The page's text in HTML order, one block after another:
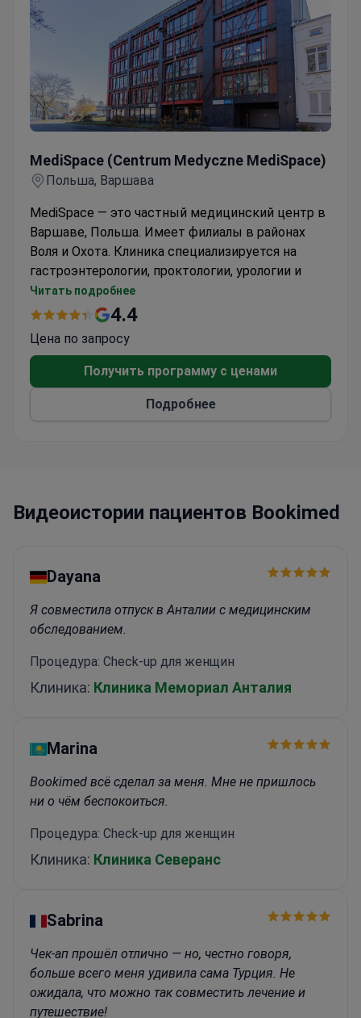
include MRI, CT scans, and 24-hour Holter
monitoring. Modern endoscopy rooms support
gastroscopy and colonoscopy. Induction-loop
microphones at reception help hearing-impaired
patients.
MediSpace (Centrum Medyczne MediSpace)
Польша, Варшава
MediSpace — это частный медицинский центр в
Варшаве, Польша. Имеет филиалы в районах
Воля и Охота. Клиника специализируется на
гастроэнтерологии, проктологии, урологии и
ортопедии. Основана профессором Михалом
Вшолой и доктором Анджеем Берманом в 2024
специалистов.
Персонал проводит эндоскопическую
диагностику, включая гастроскопию и
колоноскопию. Также предлагается капсульная
эндоскопия для обследования тонкого
Бэррона). Для лечения СИБО и ИМО клиника
использует структурированный протокол
иностранных пациентов на английском языке.
обеспечивают низкий уровень облучения.
Читать подробнее
4.4
Цена по запросу
Получить программу с ценами
Подробнее
Видеоистории пациентов Bookimed
Dayana
Я совместила отпуск в Анталии с медицинским
обследованием.
Процедура: Check-up для женщин
Клиника: Клиника Мемориал Анталия
Marina
Bookimed всё сделал за меня. Мне не пришлось
ни о чём беспокоиться.
Процедура: Check-up для женщин
Клиника: Клиника Северанс
Sabrina
Чек-ап прошёл отлично — но, честно говоря,
больше всего меня удивила сама Турция. Не
ожидала, что можно так совместить лечение и
путешествие!